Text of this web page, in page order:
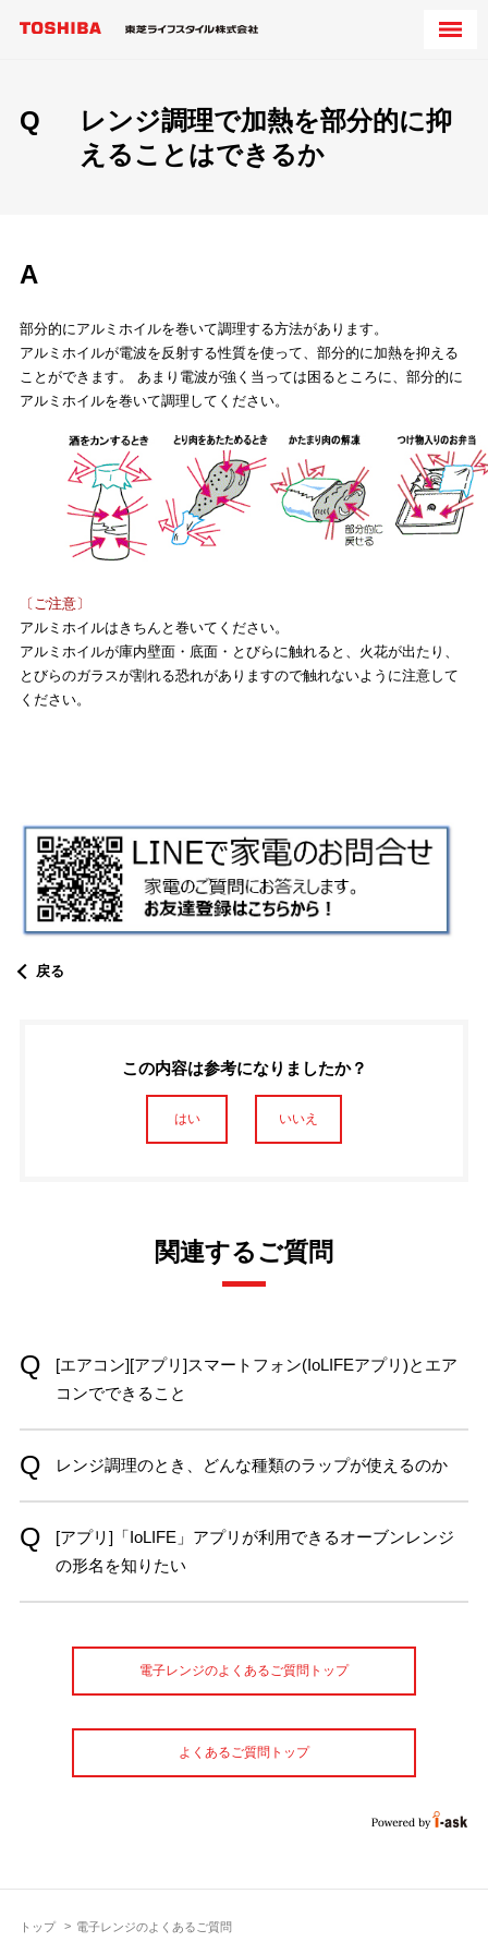
トップ 電子レンジのよくあるご質問
Q
レンジ調理で加熱を部分的に抑
えることはできるか
A
部分的にアルミホイルを巻いて調理する方法があります。
アルミホイルが電波を反射する性質を使って、部分的に加熱を抑える
ことができます。 あまり電波が強く当っては困るところに、部分的に
アルミホイルを巻いて調理してください。
〔ご注意〕
アルミホイルはきちんと巻いてください。
アルミホイルが庫内壁面・底面・とびらに触れると、火花が出たり、
とびらのガラスが割れる恐れがありますので触れないように注意して
ください。
戻る
この内容は参考になりましたか？
はい いいえ
関連するご質問
[エアコン][アプリ]スマートフォン(IoLIFEアプリ)とエア
コンでできること
レンジ調理のとき、どんな種類のラップが使えるのか
[アプリ]「IoLIFE」アプリが利用できるオーブンレンジ
の形名を知りたい
電子レンジのよくあるご質問トップ
よくあるご質問トップ